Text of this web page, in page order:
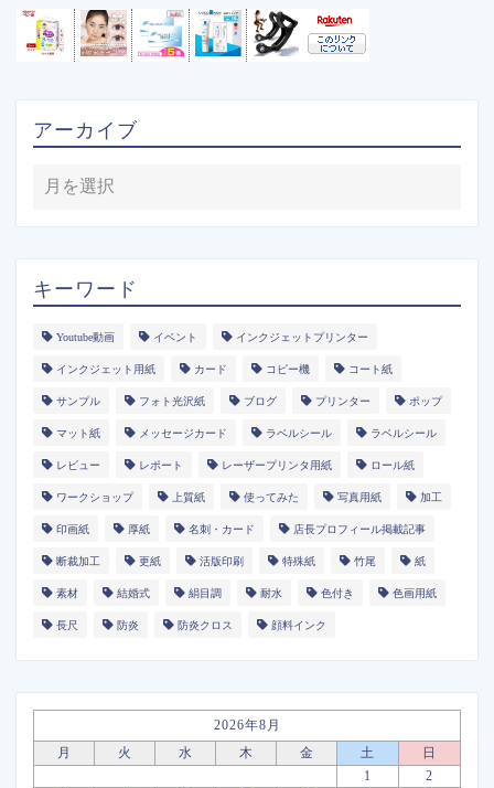
アーカイブ
キーワード
Youtube動画 イベント インクジェットプリンター
インクジェット用紙 カード コピー機 コート紙
サンプル フォト光沢紙 ブログ プリンター ポップ
マット紙 メッセージカード ラベルシール ラベルシール
レビュー レポート レーザープリンタ用紙 ロール紙
ワークショップ 上質紙 使ってみた 写真用紙 加工
印画紙 厚紙 名刺・カード 店長プロフィール掲載記事
断裁加工 更紙 活版印刷 特殊紙 竹尾 紙
素材 結婚式 絹目調 耐水 色付き 色画用紙
長尺 防炎 防炎クロス 顔料インク
2026年8月
月
火 水 木 金 土
日
1
2